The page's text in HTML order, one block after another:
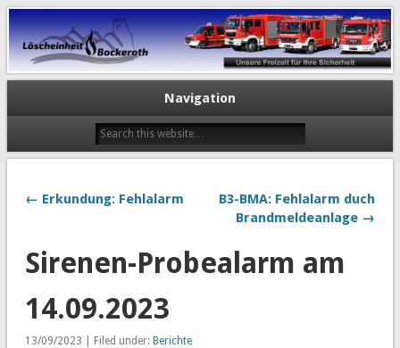
Navigation
← Erkundung: Fehlalarm
B3-BMA: Fehlalarm duch
Brandmeldeanlage →
Sirenen-Probealarm am
14.09.2023
13/09/2023 | Filed under: Berichte